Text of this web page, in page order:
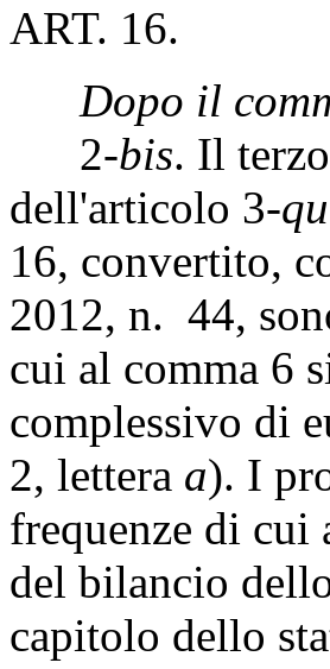
ART. 16.
Dopo il
2-bis. Il
dell'articolo 3-
16, convertito,
2012, n. 44,
cui al comma 6
complessivo di
2, lettera a). I
frequenze di cui
del bilancio
capitolo dello